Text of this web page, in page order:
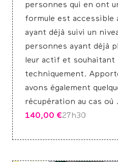
personnes qui en ont
formule est accessible
ayant déjà suivi un
personnes ayant déjà
leur actif et souhaitant
techniquement.
avons également
récupération au cas où .
140,00 €27h30